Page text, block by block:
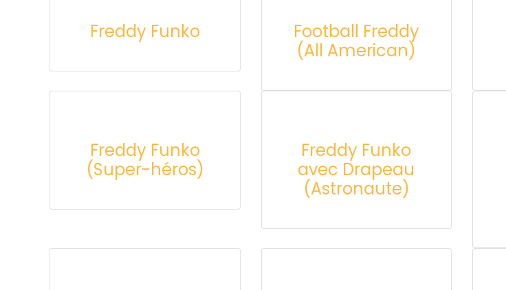
Freddy Funko
Football Freddy
(All American)
Freddy Funko
(Super-héros)
Freddy Funko
avec Drapeau
(Astronaute)